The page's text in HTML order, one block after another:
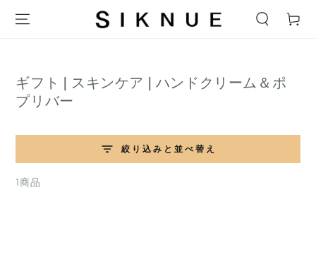
テキストをスキップ
ー
コ
レ
シ
ン:
ギフト | スキンケア | ハンドクリーム＆ポ
プリバー
絞り込みと並べ替え
1商品